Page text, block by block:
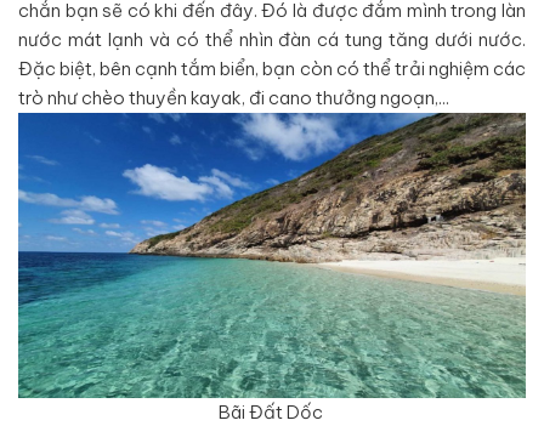
chắn bạn sẽ có khi đến đây. Đó là được đắm mình trong làn
nước mát lạnh và có thể nhìn đàn cá tung tăng dưới nước.
Đặc biệt, bên cạnh tắm biển, bạn còn có thể trải nghiệm các
trò như chèo thuyền kayak, đi cano thưởng ngoạn,...
Bãi Đất Dốc